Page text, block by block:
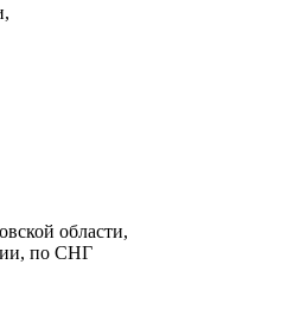
области,
по СНГ